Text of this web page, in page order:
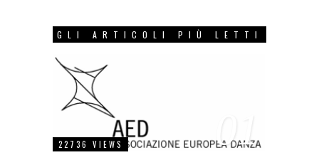
GLI ARTICOLI PIÙ LETTI
01
22736 VIEWS